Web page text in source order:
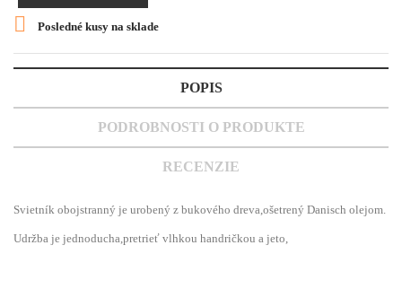
 Posledné kusy na sklade
POPIS
PODROBNOSTI O PRODUKTE
RECENZIE
Svietník obojstranný je urobený z bukového dreva,ošetrený Danisch olejom.
Udržba je jednoducha,pretrieť vlhkou handričkou a jeto,